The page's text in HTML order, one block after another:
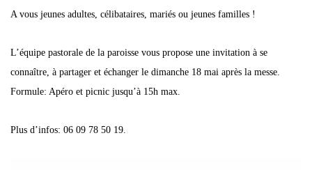
A vous jeunes adultes, célibataires, mariés ou jeunes familles !
L’équipe pastorale de la paroisse vous propose une invitation à se
connaître, à partager et échanger le dimanche 18 mai après la messe.
Formule: Apéro et picnic jusqu’à 15h max.
Plus d’infos: 06 09 78 50 19.